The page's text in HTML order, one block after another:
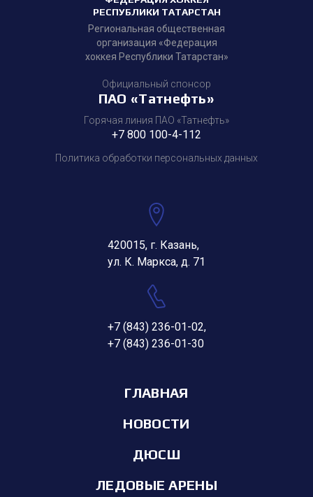
РЕСПУБЛИКИ ТАТАРСТАН
Региональная общественная
организация «Федерация
хоккея Республики Татарстан»
Официальный спонсор
ПАО «Татнефть»
Горячая линия ПАО «Татнефть»
+7 800 100-4-112
Политика обработки персональных данных
420015, г. Казань,
ул. К. Маркса, д. 71
+7 (843) 236-01-02,
+7 (843) 236-01-30
ГЛАВНАЯ
НОВОСТИ
ДЮСШ
ЛЕДОВЫЕ АРЕНЫ